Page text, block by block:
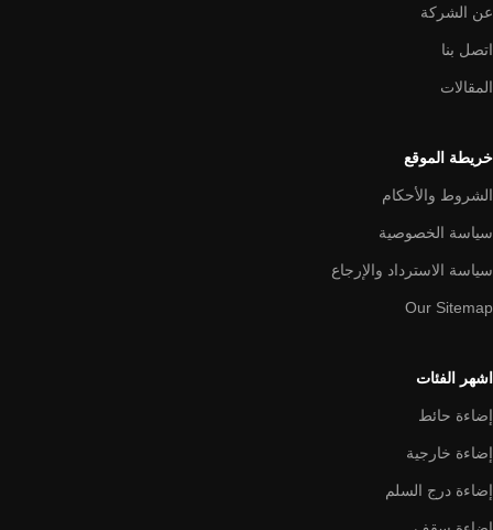
عن الشركة
اتصل بنا
المقالات
خريطة الموقع
الشروط والأحكام
سياسة الخصوصية
سياسة الاسترداد والإرجاع
Our Sitemap
اشهر الفئات
إضاءة حائط
إضاءة خارجية
إضاءة درج السلم